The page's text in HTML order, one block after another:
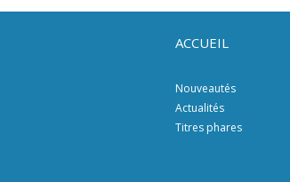
ACCUEIL
Nouveautés
Actualités
Titres phares